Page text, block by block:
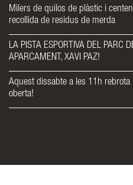
Milers de quilos de plàstic i
recollida de residus de merda
LA PISTA ESPORTIVA DEL PARC
APARCAMENT, XAVI PAZ!
Aquest dissabte a les 11h rebrota
oberta!